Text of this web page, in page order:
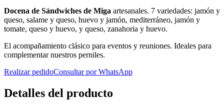
Docena de Sándwiches de Miga artesanales. 7 variedades: jamón y
queso, salame y queso, huevo y jamón, mediterráneo, jamón y
tomate, queso y huevo, y queso, zanahoria y huevo.
El acompañamiento clásico para eventos y reuniones. Ideales para
complementar nuestros perniles.
Realizar pedidoConsultar por WhatsApp
Detalles del producto